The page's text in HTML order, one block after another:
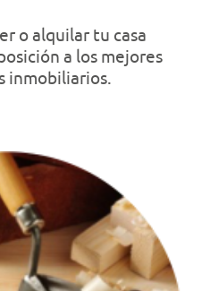
o alquilar tu casa
a los mejores
inmobiliarios.